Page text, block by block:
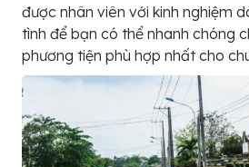
được nhân viên với kinh nghiệm
tình để bạn có thể nhanh chóng
phương tiện phù hợp nhất cho